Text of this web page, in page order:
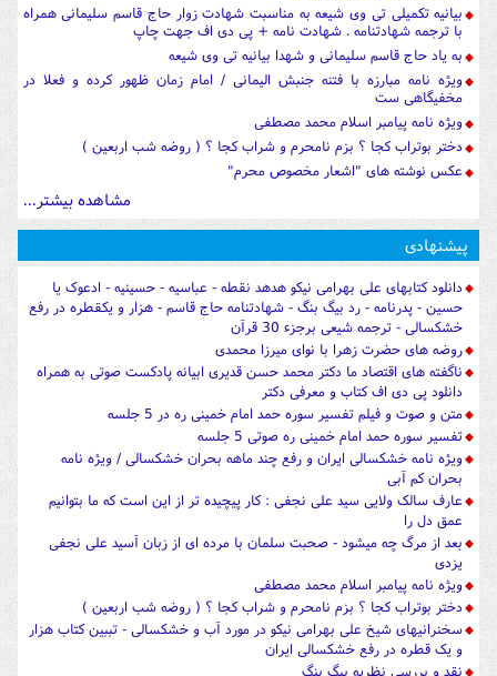
بیانیه تکمیلی تی وی شیعه به مناسبت شهادت زوار حاج قاسم سلیمانی همراه
با ترجمه شهادتنامه . شهادت نامه + پی دی اف جهت چاپ
به یاد حاج قاسم سلیمانی و شهدا بیانیه تی وی شیعه
ویژه نامه مبارزه با فتنه جنبش الیمانی / امام زمان ظهور کرده و فعلا در
مخفیگاهی ست
ویژه نامه پیامبر اسلام محمد مصطفی
دختر بوتراب کجا ؟ بزم نامحرم و شراب کجا ؟ ( روضه شب اربعین )
عکس نوشته های "اشعار مخصوص محرم"
مشاهده بیشتر...
پیشنهادی
دانلود کتابهای علی بهرامی نیکو هدهد نقطه - عباسیه - حسینیه - ادعوک یا
حسین - پدرنامه - رد بیگ بنگ - شهادتنامه حاج قاسم - هزار و یکقطره در رفع
خشکسالی - ترجمه شیعی برجزء 30 قرآن
روضه های حضرت زهرا با نوای میرزا محمدی
ناگفته های اقتصاد ما دکتر محمد حسن قدیری ابیانه پادکست صوتی به همراه
دانلود پی دی اف کتاب و معرفی دکتر
متن و صوت و فیلم تفسیر سوره حمد امام خمینی ره در 5 جلسه
تفسیر سوره حمد امام خمینی ره صوتی 5 جلسه
ویژه نامه خشکسالی ایران و رفع چند ماهه بحران خشکسالی / ویژه نامه
بحران کم آبی
عارف سالک ولایی سید علی نجفی : کار پیچیده تر از این است که ما بتوانیم
عمق دل را
بعد از مرگ چه میشود - صحبت سلمان با مرده ای از زبان آسید علی نجفی
یزدی
ویژه نامه پیامبر اسلام محمد مصطفی
دختر بوتراب کجا ؟ بزم نامحرم و شراب کجا ؟ ( روضه شب اربعین )
سخنرانیهای شیخ علی بهرامی نیکو در مورد آب و خشکسالی - تببین کتاب هزار
و یک قطره در رفع خشکسالی ایران
نقد و بررسی نظریه بیگ بنگ